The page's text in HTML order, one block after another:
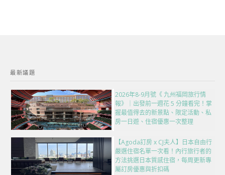
最新議題
2026年8-9月號《 九州福岡旅行情
報》｜出發前一週花 5 分鐘看完！掌
握最值得去的新景點、限定活動、私
房一日遊、住宿優惠一次整理
【Agoda訂房 x CJ夫人】日本自由行
嚴選住宿名單一次看！內行旅行者的
方法挑選日本質感住宿，每周更新專
屬訂房優惠與折扣碼